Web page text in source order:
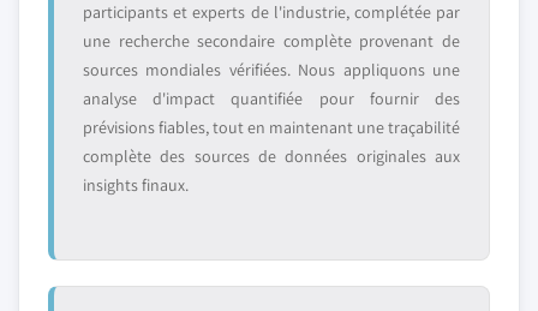
participants et experts de l'industrie, complétée par
une recherche secondaire complète provenant de
sources mondiales vérifiées. Nous appliquons une
analyse d'impact quantifiée pour fournir des
prévisions fiables, tout en maintenant une traçabilité
complète des sources de données originales aux
insights finaux.